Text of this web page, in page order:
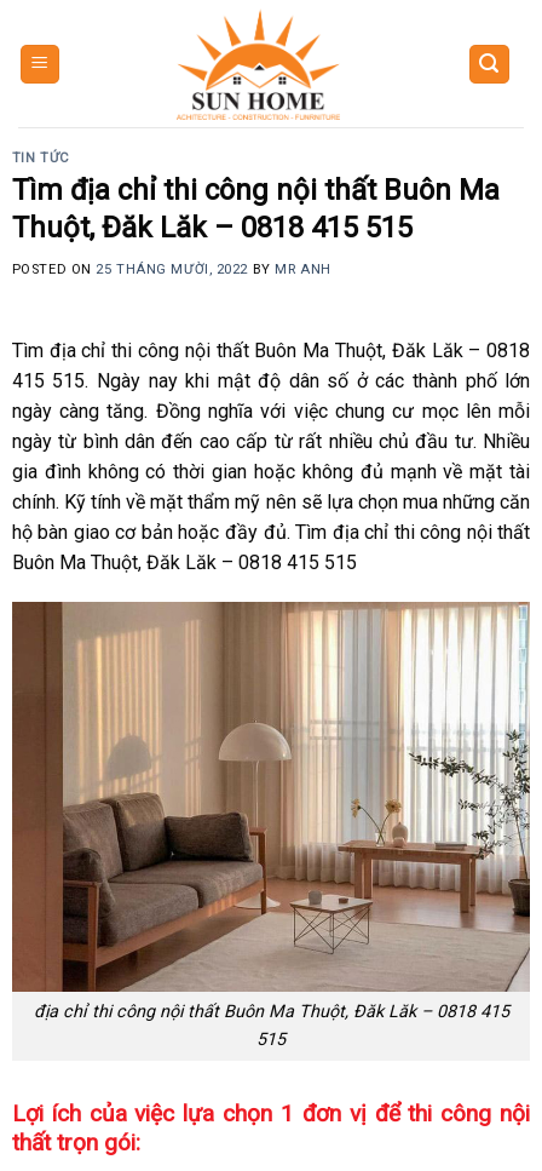
content
TIN TỨC
Tìm địa chỉ thi công nội thất Buôn Ma
Thuột, Đăk Lăk – 0818 415 515
POSTED ON 25 THÁNG MƯỜI, 2022 BY MR ANH
Tìm địa chỉ thi công nội thất Buôn Ma Thuột, Đăk Lăk – 0818
415 515. Ngày nay khi mật độ dân số ở các thành phố lớn
ngày càng tăng. Đồng nghĩa với việc chung cư mọc lên mỗi
ngày từ bình dân đến cao cấp từ rất nhiều chủ đầu tư. Nhiều
gia đình không có thời gian hoặc không đủ mạnh về mặt tài
chính. Kỹ tính về mặt thẩm mỹ nên sẽ lựa chọn mua những căn
hộ bàn giao cơ bản hoặc đầy đủ. Tìm địa chỉ thi công nội thất
Buôn Ma Thuột, Đăk Lăk – 0818 415 515
địa chỉ thi công nội thất Buôn Ma Thuột, Đăk Lăk – 0818 415
515
Lợi ích của việc lựa chọn 1 đơn vị để thi công nội
thất trọn gói: